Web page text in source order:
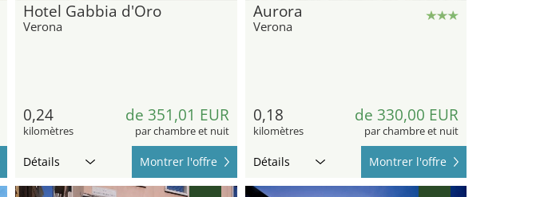
Hotel Gabbia d'Oro
Verona
0,24
kilomètres
de 351,01 EUR
par chambre et nuit
Détails Montrer l'offre
Aurora
Verona
0,18
kilomètres
de 330,00 EUR
par chambre et nuit
Détails Montrer l'offre